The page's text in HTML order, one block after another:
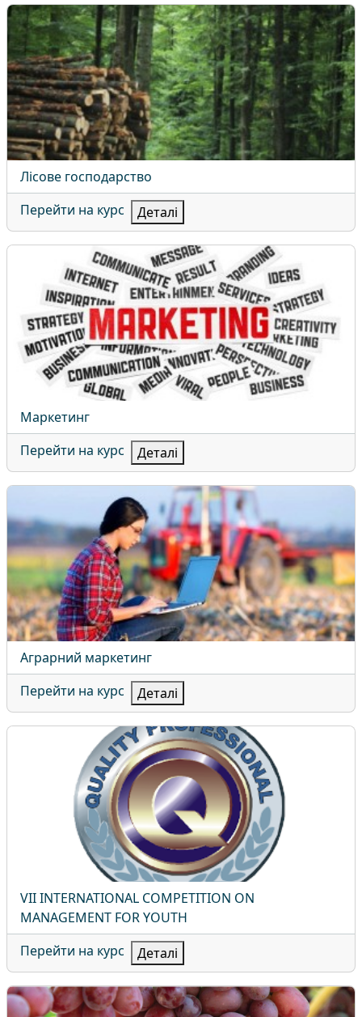
Лісове господарство
Назва курсу
Лісове господарство
Перейти на курс
Деталі
Маркетинг
Назва курсу
Маркетинг
Перейти на курс
Деталі
Аграрний маркетинг
Назва курсу
Аграрний маркетинг
Перейти на курс
Деталі
VII INTERNATIONAL COMPETITION ON MANAGEMENT
Назва курсу
VII INTERNATIONAL COMPETITION ON
MANAGEMENT FOR YOUTH
Перейти на курс
Деталі
Виноградарство